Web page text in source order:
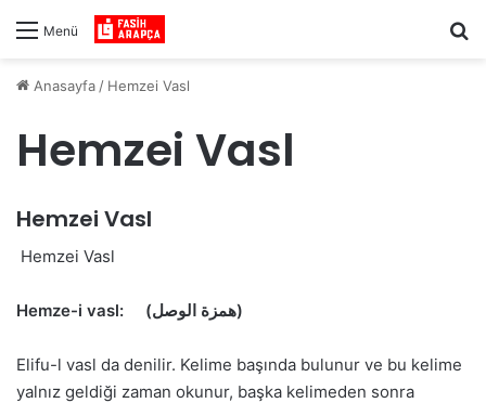
Menü
Anasayfa / Hemzei Vasl
Hemzei Vasl
Hemzei Vasl
Hemzei Vasl
Hemze-i vasl: (همزة الوصل)
Elifu-l vasl da denilir. Kelime başında bulunur ve bu kelime
yalnız geldiği zaman okunur, başka kelimeden sonra